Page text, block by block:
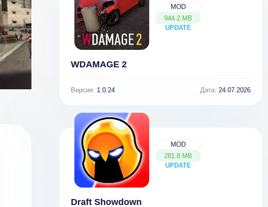
MOD
944.2 MB
UPDATE
NEW
WDAMAGE 2
Версия: 1.0.24 Дата: 24.07.2026
MOD
281.8 MB
UPDATE
NEW
Draft Showdown